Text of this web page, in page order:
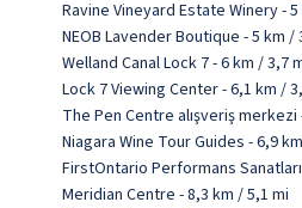
Ravine Vineyard Estate Winery -
NEOB Lavender Boutique - 5 km /
Welland Canal Lock 7 - 6 km / 3,7
Lock 7 Viewing Center - 6,1 km /
The Pen Centre alışveriş merkezi
Niagara Wine Tour Guides - 6,9
FirstOntario Performans
Meridian Centre - 8,3 km / 5,1 mi